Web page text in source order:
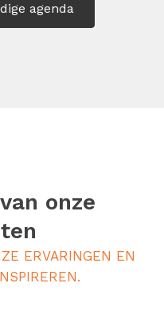
agenda
onze
ERVARINGEN EN